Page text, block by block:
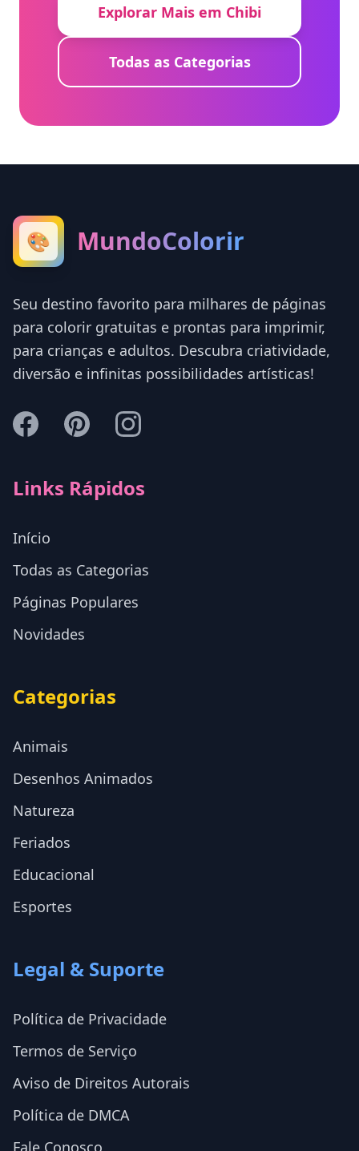
Explorar Mais em Chibi
Todas as Categorias
🎨 MundoColorir
Seu destino favorito para milhares de páginas
para colorir gratuitas e prontas para imprimir,
para crianças e adultos. Descubra criatividade,
diversão e infinitas possibilidades artísticas!
Links Rápidos
Início
Todas as Categorias
Páginas Populares
Novidades
Categorias
Animais
Desenhos Animados
Natureza
Feriados
Educacional
Esportes
Legal & Suporte
Política de Privacidade
Termos de Serviço
Aviso de Direitos Autorais
Política de DMCA
Fale Conosco